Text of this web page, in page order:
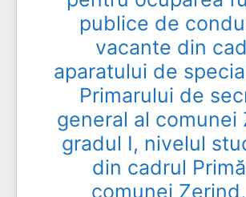
publice de
vacante din
aparatului de
Primarului de
general al comunei
gradul I, nivelul
din cadrul
comunei